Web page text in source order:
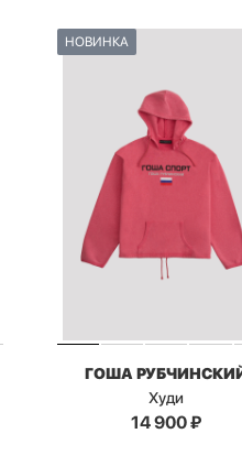
НОВИНКА
ГОША
Худи
14 900₽